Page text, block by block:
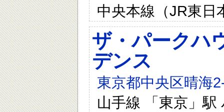
中央本線（JR東日
ザ・パークハ
デンス
東京都中央区晴海
山手線 「東京」